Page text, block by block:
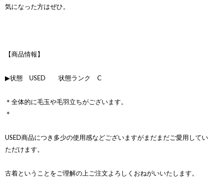
気になった方はぜひ。
【商品情報】
▶状態 USED 状態ランク C
＊全体的に毛玉や毛羽立ちがございます。
＊
USED商品につき多少の使用感などございますがまだまだご愛用してい
ただけます。
古着ということをご理解の上ご注文よろしくおねがいいたします。